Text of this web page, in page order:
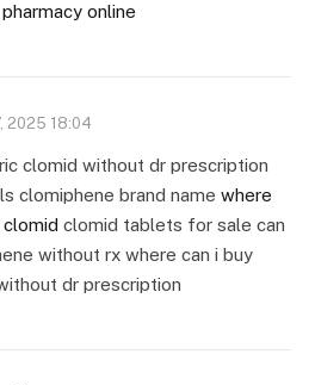
online
2025 18:04
clomid without dr prescription
clomiphene brand name where
clomid tablets for sale can
without rx where can i buy
dr prescription